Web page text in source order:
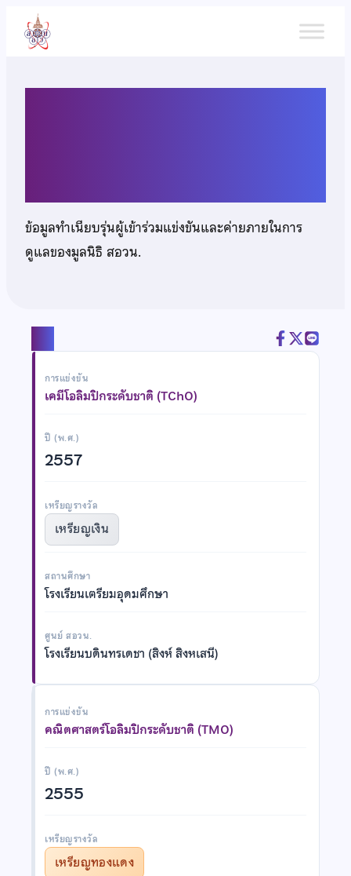
เนื้อหา
ข้อมูลทำเนียบรุ่นผู้เข้าร่วมแข่งขันและค่ายภายในการ
ดูแลของมูลนิธิ สอวน.
การแข่งขัน
เคมีโอลิมปิกระดับชาติ (TChO)
ปี (พ.ศ.)
2557
เหรียญรางวัล
เหรียญเงิน
สถานศึกษา
โรงเรียนเตรียมอุดมศึกษา
ศูนย์ สอวน.
โรงเรียนบดินทรเดชา (สิงห์ สิงหเสนี)
การแข่งขัน
คณิตศาสตร์โอลิมปิกระดับชาติ (TMO)
ปี (พ.ศ.)
2555
เหรียญรางวัล
เหรียญทองแดง